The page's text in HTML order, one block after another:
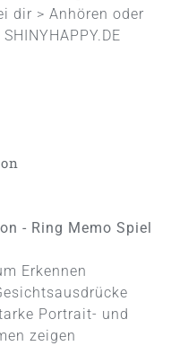
dir > Anhören oder
SHINYHAPPY.DE
- Ring Memo Spiel
Erkennen
Portrait- und
zeigen